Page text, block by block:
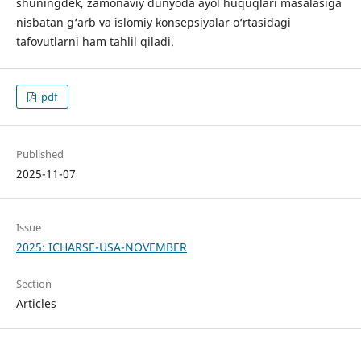
nisbatan g‘arb va islomiy konsepsiyalar o‘rtasidagi
tafovutlarni ham tahlil qiladi.
pdf
Published
2025-11-07
Issue
2025: ICHARSE-USA-NOVEMBER
Section
Articles